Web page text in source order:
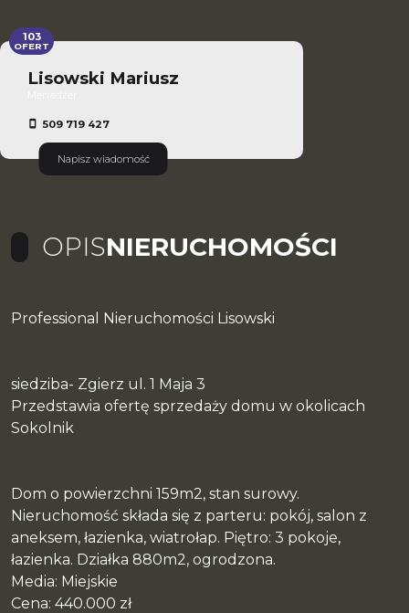
Lisowski Mariusz
509 719 427
Napisz wiadomość
103
OFERT
OPISNIERUCHOMOŚCI
Professional Nieruchomości Lisowski
siedziba- Zgierz ul. 1 Maja 3
Przedstawia ofertę sprzedaży domu w okolicach
Sokolnik
Dom o powierzchni 159m2, stan surowy.
Nieruchomość składa się z parteru: pokój, salon z
aneksem, łazienka, wiatrołap. Piętro: 3 pokoje,
łazienka. Działka 880m2, ogrodzona.
Media: Miejskie
Cena: 440.000 zł